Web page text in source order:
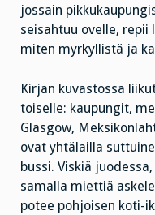
jossain
seisahtuu ovelle,
miten myrkyllistä ja
Kirjan kuvastossa
toiselle: kaupungit,
Glasgow,
ovat yhtälailla
bussi. Viskiä
samalla miettiä
potee pohjoisen koti-